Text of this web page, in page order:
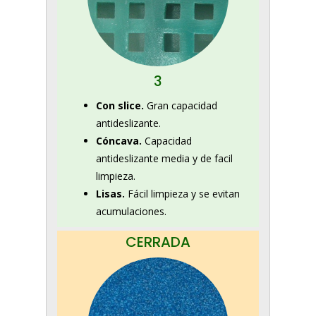
3
Con slice. Gran capacidad
antideslizante.
Cóncava. Capacidad
antideslizante media y de facil
limpieza.
Lisas. Fácil limpieza y se evitan
acumulaciones.
CERRADA